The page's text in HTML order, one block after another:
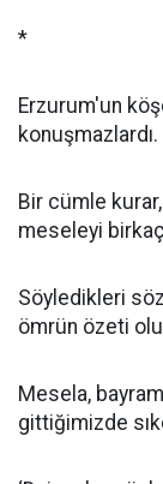
*
Erzurum'un
konuşmazlardı.
Bir cümle
meseleyi
Söyledikleri
ömrün özeti
Mesela,
gittiğimizde